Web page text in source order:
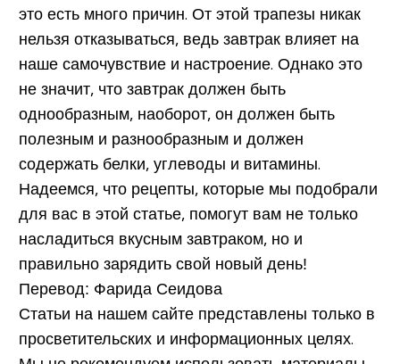
это есть много причин. От этой трапезы никак
нельзя отказываться, ведь завтрак влияет на
наше самочувствие и настроение. Однако это
не значит, что завтрак должен быть
однообразным, наоборот, он должен быть
полезным и разнообразным и должен
содержать белки, углеводы и витамины.
Надеемся, что рецепты, которые мы подобрали
для вас в этой статье, помогут вам не только
насладиться вкусным завтраком, но и
правильно зарядить свой новый день!
Перевод: Фарида Сеидова
Статьи на нашем сайте представлены только в
просветительских и информационных целях.